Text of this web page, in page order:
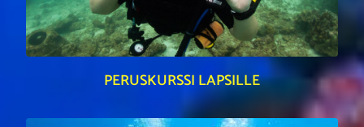
PERUSKURSSI LAPSILLE